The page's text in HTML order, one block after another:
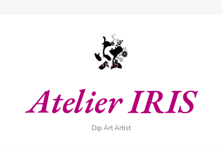
Atelier IRIS
Dip Art Artist